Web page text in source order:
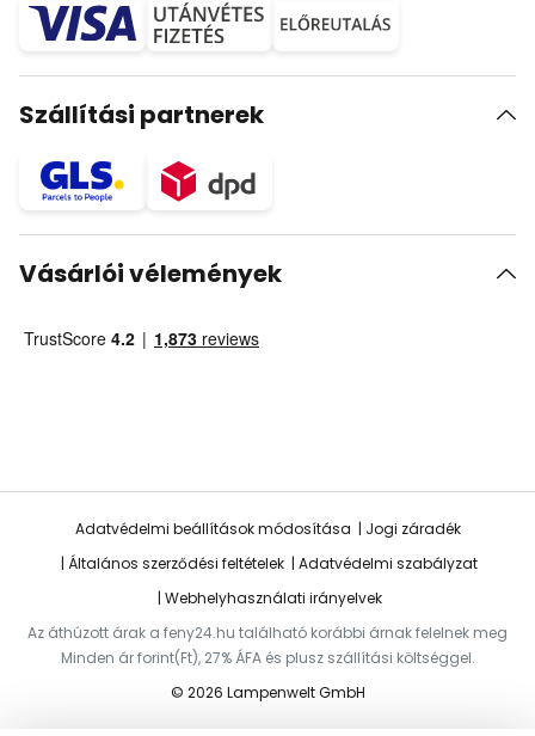
Szállítási partnerek
Vásárlói vélemények
Adatvédelmi beállítások módosítása
Jogi záradék
Általános szerződési feltételek
Adatvédelmi szabályzat
Webhelyhasználati irányelvek
Az áthúzott árak a feny24.hu található korábbi árnak felelnek meg
Minden ár forint(Ft), 27% ÁFA és plusz szállítási költséggel.
© 2026 Lampenwelt GmbH